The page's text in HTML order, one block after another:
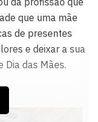
que uma mãe
de presentes
e deixar a sua
Dia das Mães.